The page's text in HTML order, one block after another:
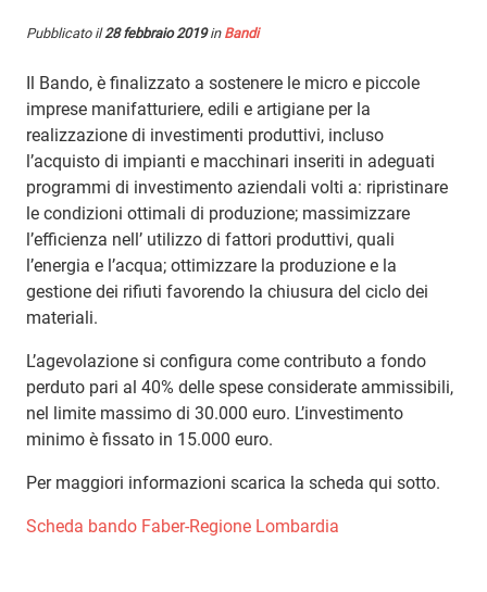
Pubblicato il28 febbraio 2019in Bandi
Il Bando, è finalizzato a sostenere le micro e piccole
imprese manifatturiere, edili e artigiane per la
realizzazione di investimenti produttivi, incluso
l’acquisto di impianti e macchinari inseriti in adeguati
programmi di investimento aziendali volti a: ripristinare
le condizioni ottimali di produzione; massimizzare
l’efficienza nell’ utilizzo di fattori produttivi, quali
l’energia e l’acqua; ottimizzare la produzione e la
gestione dei rifiuti favorendo la chiusura del ciclo dei
materiali.
L’agevolazione si configura come contributo a fondo
perduto pari al 40% delle spese considerate ammissibili,
nel limite massimo di 30.000 euro. L’investimento
minimo è fissato in 15.000 euro.
Per maggiori informazioni scarica la scheda qui sotto.
Scheda bando Faber-Regione Lombardia